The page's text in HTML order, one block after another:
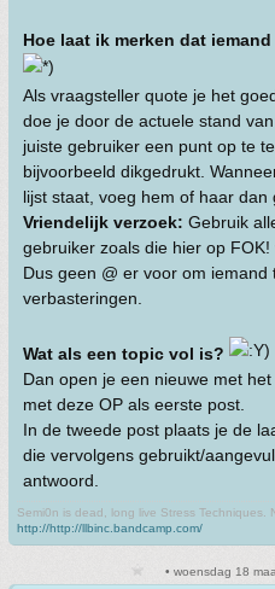
Hoe laat ik merken dat
Als vraagsteller quote je het
doe je door de actuele stand
juiste gebruiker een punt op te
bijvoorbeeld dikgedrukt.
lijst staat, voeg hem of haar dan
Vriendelijk verzoek: Gebruik
gebruiker zoals die hier op FOK!
Dus geen @ er voor om
verbasteringen.
Wat als een topic vol is?
Dan open je een nieuwe met
met deze OP als eerste post.
In de tweede post plaats je de
die vervolgens gebruikt/
antwoord.
Semi0n is dead, long live Stress Techniques.
http://http://llbinc.bandcamp.com/
• woensdag 18